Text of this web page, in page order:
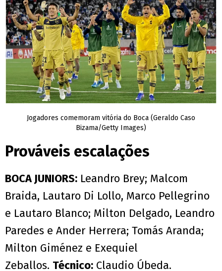
Jogadores comemoram vitória do Boca (Geraldo Caso
Bizama/Getty Images)
Prováveis escalações
BOCA JUNIORS: Leandro Brey; Malcom
Braida, Lautaro Di Lollo, Marco Pellegrino
e Lautaro Blanco; Milton Delgado, Leandro
Paredes e Ander Herrera; Tomás Aranda;
Milton Giménez e Exequiel
Zeballos. Técnico: Claudio Úbeda.